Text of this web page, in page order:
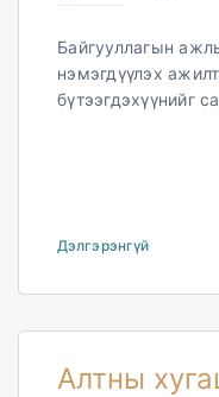
Байгууллагын
нэмэгдүүлэх
бүтээгдэхүүнийг
Дэлгэрэнгүй
Алтны